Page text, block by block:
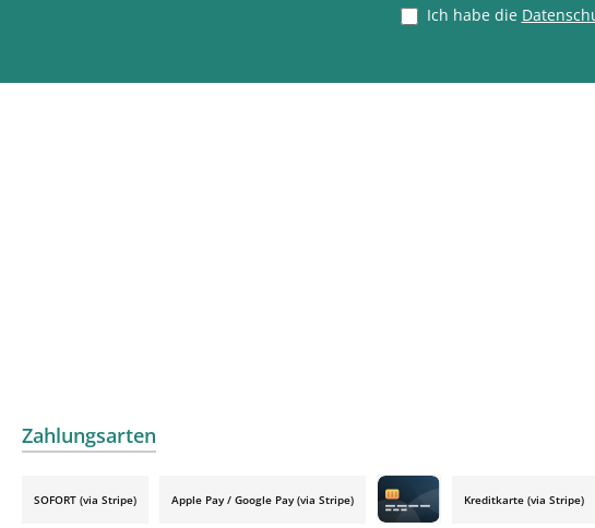
Ich habe die
Zahlungsarten
SOFORT (via Stripe) Apple Pay / Google Pay (via Stripe) Kreditkarte (via Stripe)